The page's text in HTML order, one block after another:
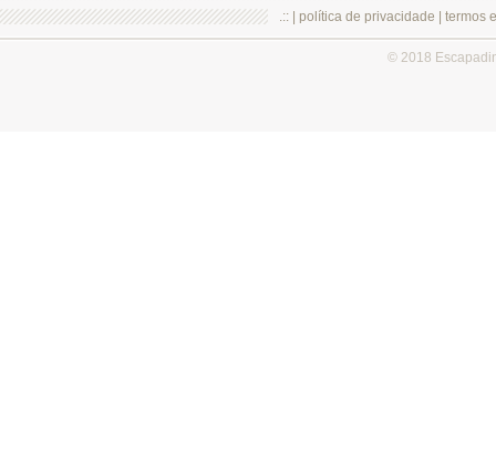
.:: | política de privacidade termos
© 2018